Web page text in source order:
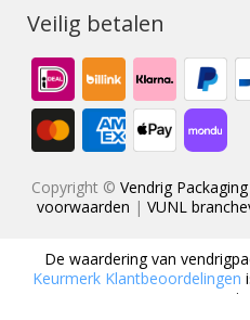
Veilig betalen
Copyright © Vendrig Packaging
voorwaarden | VUNL
De waardering van
Keurmerk Klantbeoordelingen